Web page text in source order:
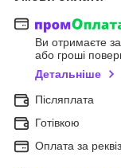
Ви отримаєте
або гроші
Детальніше
Післяплата
Готівкою
Оплата за